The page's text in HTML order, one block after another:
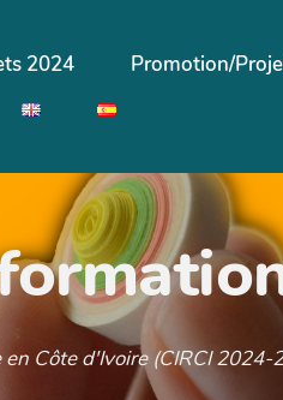
2024
Promotion/
Côte d'Ivoire (CIRCI 2024-